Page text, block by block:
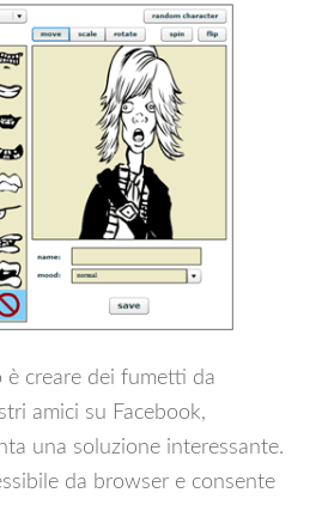
creare dei fumetti da
amici su Facebook,
una soluzione interessante.
da browser e consente